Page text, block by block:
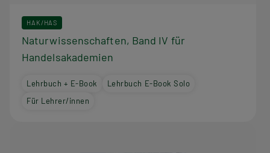
HAK/HAS
Naturwissenschaften, Band IV für
Handelsakademien
Lehrbuch + E-Book
Lehrbuch E-Book Solo
Für Lehrer/innen